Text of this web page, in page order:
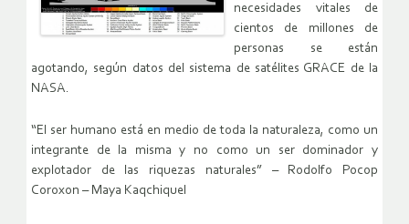
necesidades vitales de
cientos de millones de
personas se están
agotando, según datos del sistema de satélites GRACE de la
NASA.
“El ser humano está en medio de toda la naturaleza, como un
integrante de la misma y no como un ser dominador y
explotador de las riquezas naturales” – Rodolfo Pocop
Coroxon – Maya Kaqchiquel